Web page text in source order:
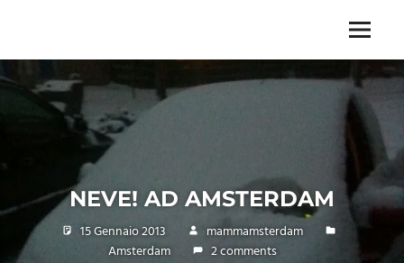
content
imprescindibile,
imponderabile,
inevitabile
Mammamsterdam
in
formato
monodose
Menu
NEVE! AD AMSTERDAM
15 Gennaio 2013
mammamsterdam
Amsterdam
2 comments